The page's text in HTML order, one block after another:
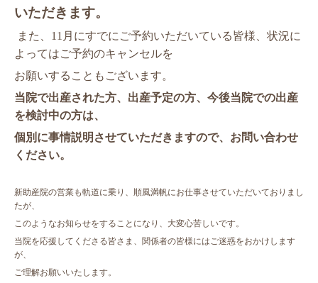
いただきます。
また、11月にすでにご予約いただいている皆様、状況に
よってはご予約のキャンセルを
お願いすることもございます。
当院で出産された方、出産予定の方、今後当院での出産
を検討中の方は、
個別に事情説明させていただきますので、お問い合わせ
ください。
新助産院の営業も軌道に乗り、順風満帆にお仕事させていただいておりまし
たが、
このようなお知らせをすることになり、大変心苦しいです。
当院を応援してくださる皆さま、関係者の皆様にはご迷惑をおかけします
が、
ご理解お願いいたします。